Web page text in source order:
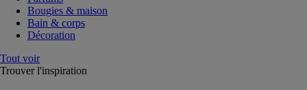
Bougies & maison
Bain & corps
Décoration
Tout voir
Trouver l'inspiration